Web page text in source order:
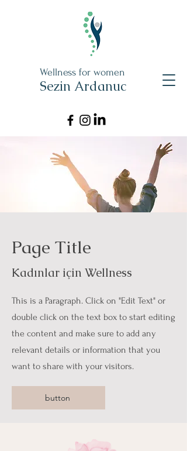
Wellness for women
Sezin Ardanuc
Page Title
Kadınlar için Wellness
This is a Paragraph. Click on "Edit Text" or
double click on the text box to start editing
the content and make sure to add any
relevant details or information that you
want to share with your visitors.
button